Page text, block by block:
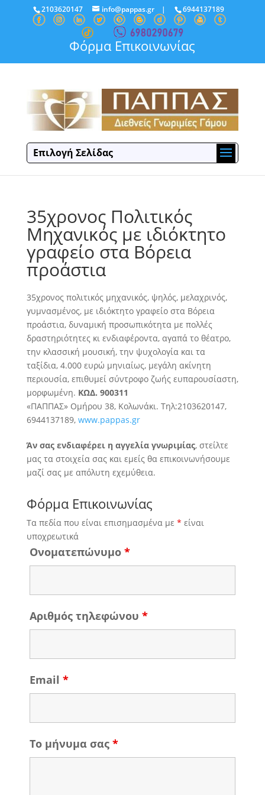
2103620147 info@pappas.gr| 6944137189
Φόρμα Επικοινωνίας
Επιλογή Σελίδας
35χρονος Πολιτικός
Μηχανικός με ιδιόκτητο
γραφείο στα Βόρεια
προάστια
35χρονος πολιτικός μηχανικός, ψηλός, μελαχρινός,
γυμνασμένος, με ιδιόκτητο γραφείο στα Βόρεια
προάστια, δυναμική προσωπικότητα με πολλές
δραστηριότητες κι ενδιαφέροντα, αγαπά το θέατρο,
την κλασσική μουσική, την ψυχολογία και τα
ταξίδια, 4.000 ευρώ μηνιαίως, μεγάλη ακίνητη
περιουσία, επιθυμεί σύντροφο ζωής ευπαρουσίαστη,
μορφωμένη. ΚΩΔ. 900311
«ΠΑΠΠΑΣ» Ομήρου 38, Κολωνάκι. Τηλ:2103620147,
6944137189, www.pappas.gr
Άν σας ενδιαφέρει η αγγελία γνωριμίας, στείλτε
μας τα στοιχεία σας και εμείς θα επικοινωνήσουμε
μαζί σας με απόλυτη εχεμύθεια.
Φόρμα Επικοινωνίας
Τα πεδία που είναι επισημασμένα με * είναι
υποχρεωτικά
Ονοματεπώνυμο *
Αριθμός τηλεφώνου *
Email *
Το μήνυμα σας *